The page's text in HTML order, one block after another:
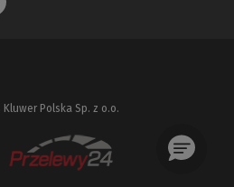
Kluwer Polska Sp. z o.o.